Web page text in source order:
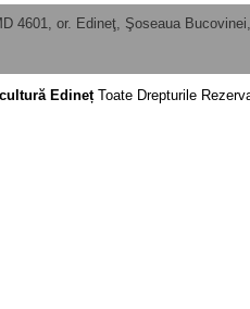
4601, or. Edineţ, Şoseaua
EdinețToate Drepturile